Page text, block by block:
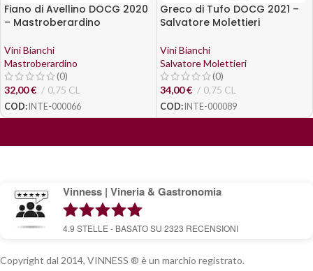
Fiano di Avellino DOCG 2020
– Mastroberardino
Vini Bianchi
Mastroberardino
(0)
32,00€ 0,75 CL
COD: INTE-000066
Greco di Tufo DOCG 2021 –
Salvatore Molettieri
Vini Bianchi
Salvatore Molettieri
(0)
34,00€ 0,75 CL
COD: INTE-000089
Vinness | Vineria & Gastronomia
4.9 STELLE - BASATO SU 2323 RECENSIONI
Copyright dal 2014, VINNESS ® è un marchio registrato.